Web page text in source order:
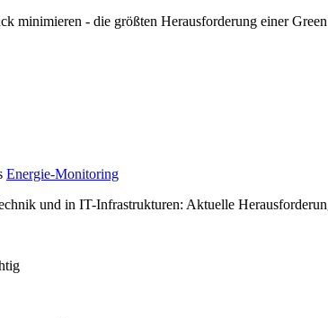
minimieren - die größten Herausforderung einer
Energie-Monitoring
und in IT-Infrastrukturen: Aktuelle